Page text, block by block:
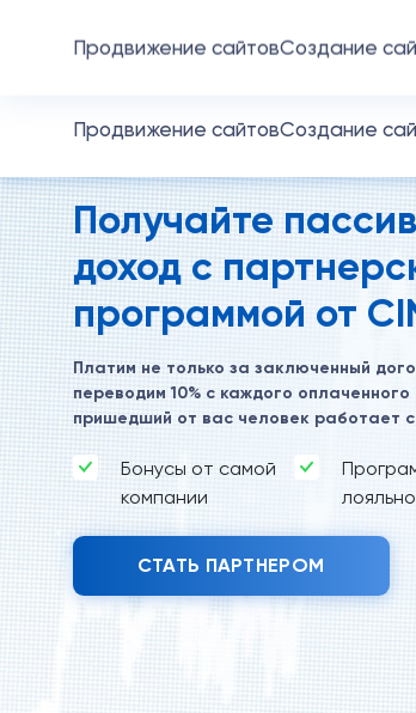
с гарантией
Продвижение сайтовСоздание
Получайте
доход с
программой от
Платим не только за заключенный
переводим 10% с каждого оплаченного
пришедший от вас человек работает
Бонусы от самой
компании
СТАТЬ ПАРТНЕРОМ